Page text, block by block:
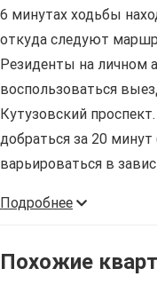
6 минутах ходьбы
откуда следуют
Резиденты на личном
воспользоваться
Кутузовский
добраться за 20
варьироваться в
Подробнее
Похожие